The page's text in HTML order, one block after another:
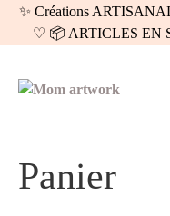
✨ Créations
♡ 📦 ARTICLES EN
Panier